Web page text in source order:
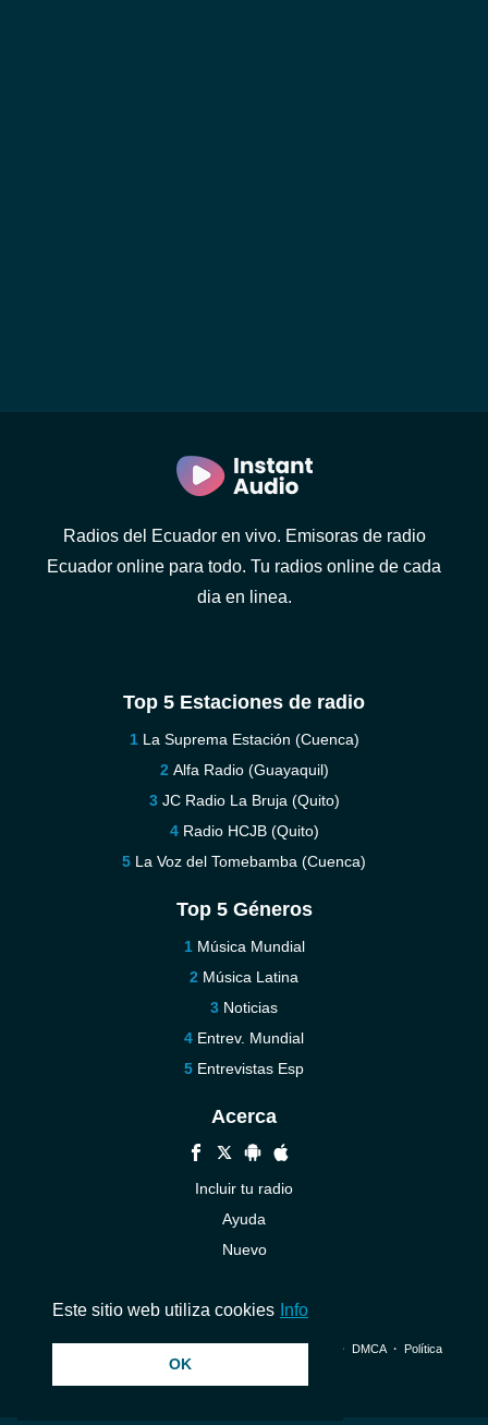
Radios del Ecuador en vivo. Emisoras de radio
Ecuador online para todo. Tu radios online de cada
dia en linea.
Top 5 Estaciones de radio
La Suprema Estación (Cuenca)
Alfa Radio (Guayaquil)
JC Radio La Bruja (Quito)
Radio HCJB (Quito)
La Voz del Tomebamba (Cuenca)
Top 5 Géneros
Música Mundial
Música Latina
Noticias
Entrev. Mundial
Entrevistas Esp
Acerca
Incluir tu radio
Ayuda
Nuevo
© 2026 InstantAudio. Reservados todos los derechos. ・ DMCA・ Política
Este sitio web utiliza cookies Info
OK